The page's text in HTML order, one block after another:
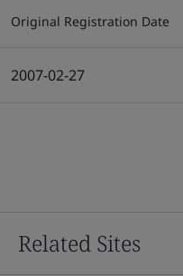
Original Registration Date
2007-02-27
Related Sites